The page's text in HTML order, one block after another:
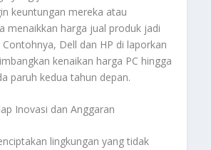
keuntungan mereka atau
menaikkan harga jual produk jadi
Dell dan HP di laporkan
kenaikan harga PC hingga
paruh kedua tahun depan.
Inovasi dan Anggaran
lingkungan yang tidak